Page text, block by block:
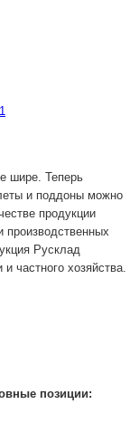
шире. Теперь
и поддоны можно
продукции
производственных
Русклад
частного хозяйства.
позиции: